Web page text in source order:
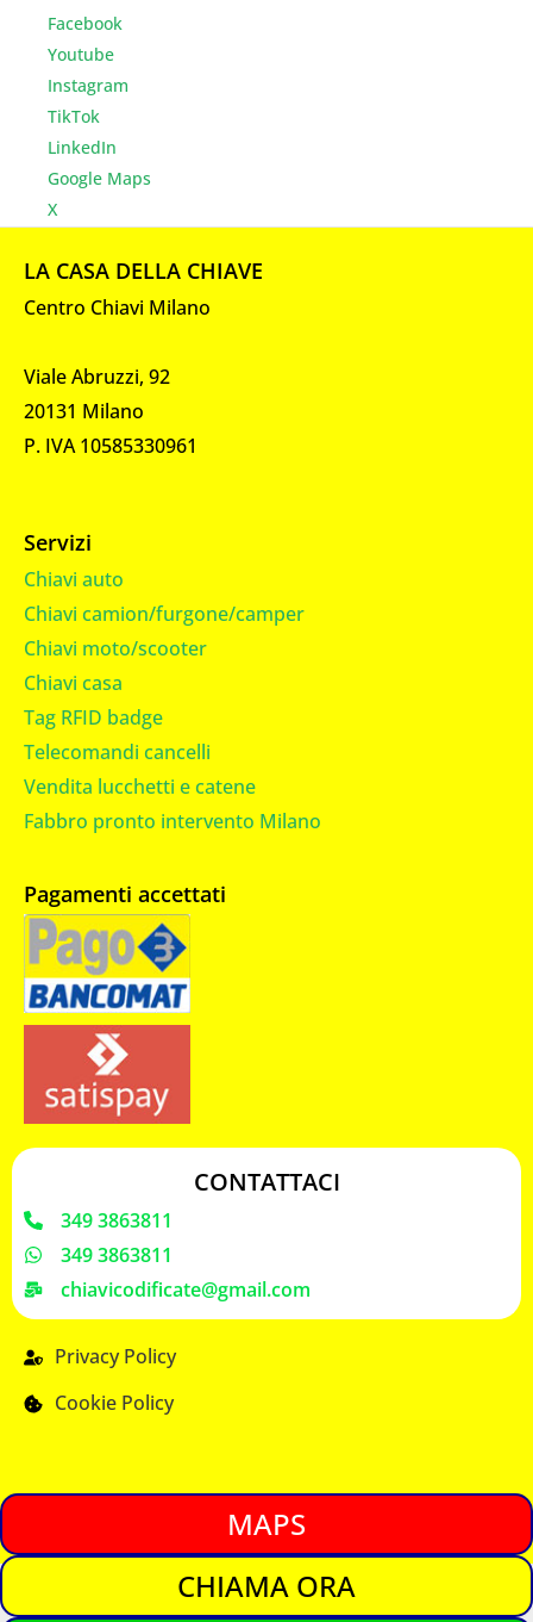
Facebook
Youtube
Instagram
TikTok
LinkedIn
Google Maps
X
LA CASA DELLA CHIAVE
Centro Chiavi Milano
Viale Abruzzi, 92
20131 Milano
P. IVA 10585330961
Servizi
Chiavi auto
Chiavi camion/furgone/camper
Chiavi moto/scooter
Chiavi casa
Tag RFID badge
Telecomandi cancelli
Vendita lucchetti e catene
Fabbro pronto intervento Milano
Pagamenti accettati
CONTATTACI
349 3863811
349 3863811
chiavicodificate@gmail.com
Privacy Policy
Cookie Policy
MAPS
CHIAMA ORA